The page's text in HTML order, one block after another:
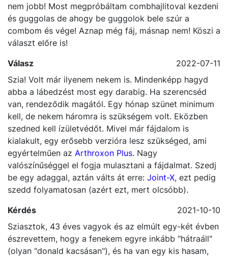
edzés előtt krémmel, illetve este is izomlazitoval de
nem jobb! Most megpróbáltam combhajlitoval kezdeni
és guggolas de ahogy be guggolok bele szúr a
combom és vége! Aznap még fáj, másnap nem! Köszi a
Válasz
2022-07-11
Szia! Volt már ilyenem nekem is. Mindenképp hagyd
abba a lábedzést most egy darabig. Ha szerencséd
van, rendeződik magától. Egy hónap szünet minimum
kell, de nekem háromra is szükségem volt. Eközben
szedned kell ízületvédőt. Mivel már fájdalom is
kialakult, egy erősebb verzióra lesz szükséged, ami
egyértelműen azArthroxon Plus. Nagy
valószínűséggel el fogja mulasztani a fájdalmat. Szedj
be egy adaggal, aztán válts át erre:Joint-X, ezt pedig
Kérdés
2021-10-10
Sziasztok, 43 éves vagyok és az elmúlt egy-két évben
észrevettem, hogy a fenekem egyre inkább "hátraáll"